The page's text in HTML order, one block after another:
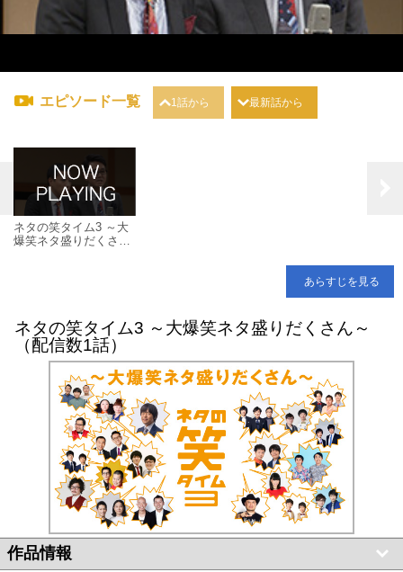
エピソード一覧 1話から 最新話から
ネタの笑タイム3 ～大
爆笑ネタ盛りだくさん
あらすじを見る
ネタの笑タイム3 ～大爆笑ネタ盛りだくさん～
（配信数1話）
作品情報